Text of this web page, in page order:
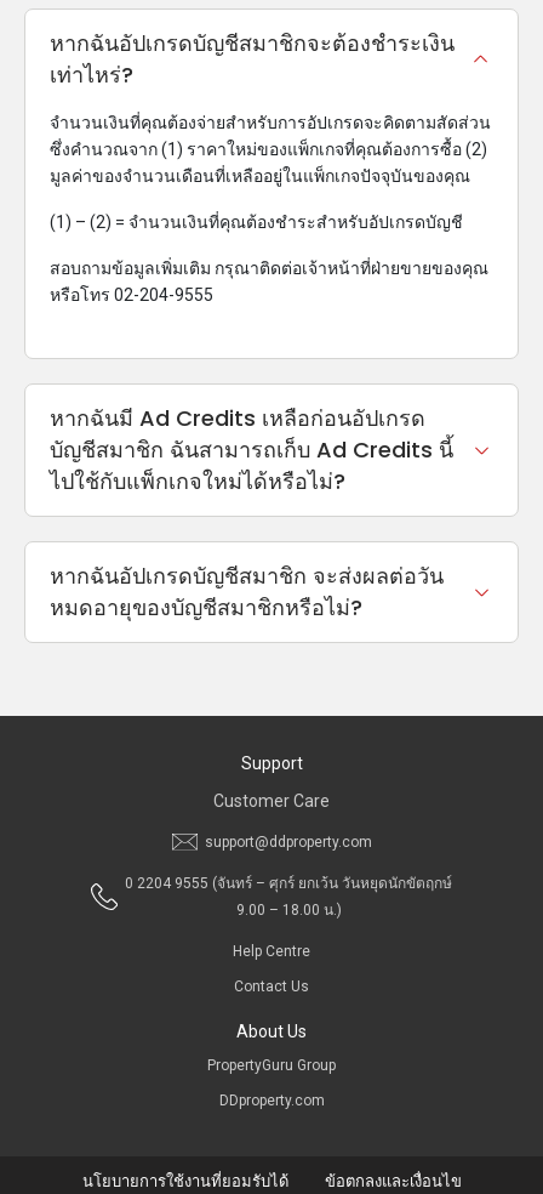
หากฉันอัปเกรดบัญชีสมาชิกจะต้องชำระเงิน
เท่าไหร่?
จำนวนเงินที่คุณต้องจ่ายสำหรับการอัปเกรดจะคิดตามสัดส่วน
ซึ่งคำนวณจาก (1) ราคาใหม่ของแพ็กเกจที่คุณต้องการซื้อ (2)
มูลค่าของจำนวนเดือนที่เหลืออยู่ในแพ็กเกจปัจจุบันของคุณ
(1) – (2) = จำนวนเงินที่คุณต้องชำระสำหรับอัปเกรดบัญชี
สอบถามข้อมูลเพิ่มเติม กรุณาติดต่อเจ้าหน้าที่ฝ่ายขายของคุณ
หรือโทร 02-204-9555
หากฉันมี Ad Credits เหลือก่อนอัปเกรด
บัญชีสมาชิก ฉันสามารถเก็บ Ad Credits นี้
ไปใช้กับแพ็กเกจใหม่ได้หรือไม่?
หากฉันอัปเกรดบัญชีสมาชิก จะส่งผลต่อวัน
หมดอายุของบัญชีสมาชิกหรือไม่?
Support
Customer Care
support@ddproperty.com
0 2204 9555 (จันทร์ – ศุกร์ ยกเว้น วันหยุดนักขัตฤกษ์
9.00 – 18.00 น.)
Help Centre
Contact Us
About Us
PropertyGuru Group
DDproperty.com
นโยบายการใช้งานที่ยอมรับได้ ข้อตกลงและเงื่อนไข